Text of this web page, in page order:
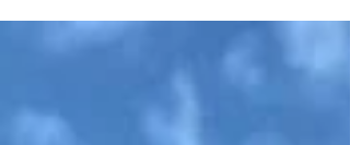
l’impression d’être déconnecté de soi et de
sa vie. Psy Aix-les-Bains : "Comment la
l’anxiété et le stress" Et si le plus grand vide